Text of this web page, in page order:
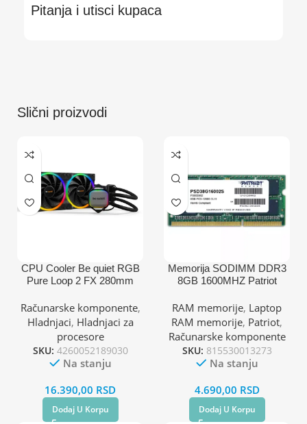
Pitanja i utisci kupaca
Slični proizvodi
CPU Cooler Be quiet RGB
Pure Loop 2 FX 280mm
(AM4,AM5,1700,1200,2066,
1150,1151,1155,2011)
Računarske komponente,
Hladnjaci, Hladnjaci za
procesore
SKU: 4260052189030
Na stanju
16.390,00 RSD
Dodaj U Korpu
Memorija SODIMM DDR3
8GB 1600MHZ Patriot
RAM memorije, Laptop
RAM memorije, Patriot,
Računarske komponente
SKU: 815530013273
Na stanju
4.690,00 RSD
Dodaj U Korpu